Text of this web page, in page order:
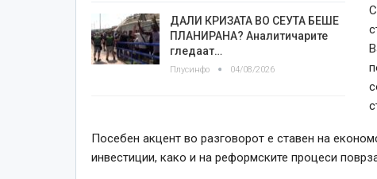
ДАЛИ КРИЗАТА ВО СЕУТА БЕШЕ
ПЛАНИРАНА? Аналитичарите
гледаат…
Плусинфо 04/08/2026
Посебен акцент во разговорот е ставен на
инвестиции, како и на реформските процеси